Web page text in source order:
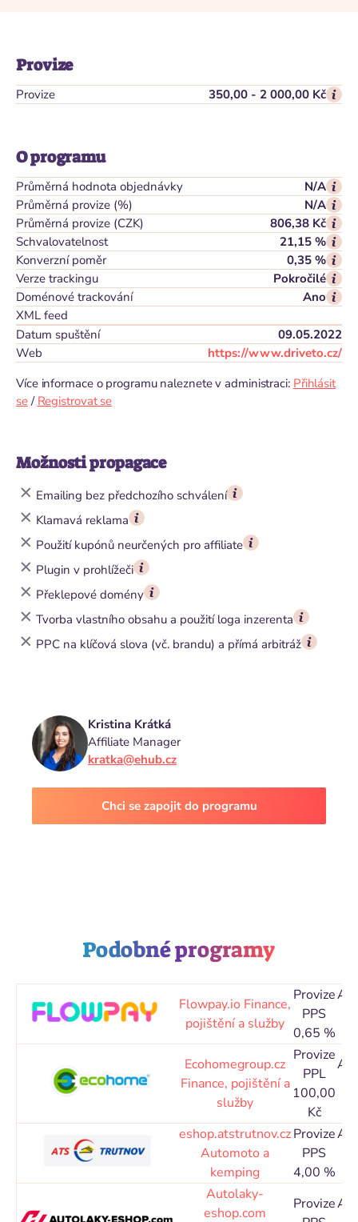
Provize
Provize 350,00 - 2 000,00 Kč
O programu
Průměrná hodnota objednávky
N/A
Průměrná provize (%)
N/A
Průměrná provize (CZK)
806,38 Kč
Schvalovatelnost
21,15 %
Konverzní poměr
0,35 %
Verze trackingu
Pokročilé
Doménové trackování
Ano
XML feed
Datum spuštění
09.05.2022
Web
https://www.driveto.cz/
Více informace o programu naleznete v administraci: Přihlásit
se/ Registrovat se
Možnosti propagace
Emailing bez předchozího schválení
Klamavá reklama
Použití kupónů neurčených pro affiliate
Plugin v prohlížeči
Překlepové domény
Tvorba vlastního obsahu a použití loga inzerenta
PPC na klíčová slova (vč. brandu) a přímá arbitráž
Kristina Krátká
Affiliate Manager
kratka@ehub.cz
Chci se zapojit do programu
Podobné programy
Flowpay.io Finance,
pojištění a služby
Provize
PPS
0,65 %
Ecohomegroup.cz
Finance, pojištění a
služby
Provize
PPL
100,00
Kč
eshop.atstrutnov.cz
Automoto a
kemping
Provize
PPS
4,00 %
Autolaky-
eshop.com
Provize